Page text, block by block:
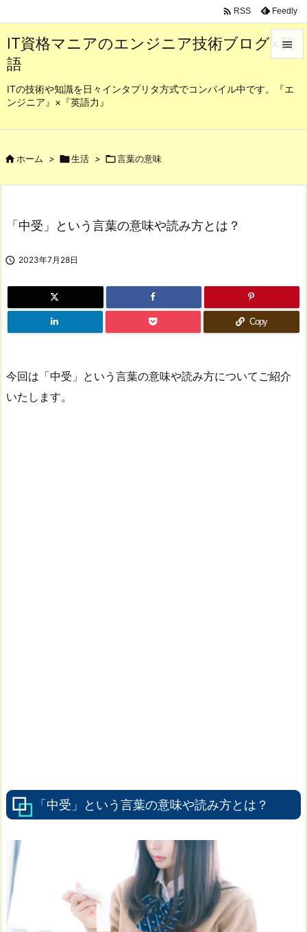
IT資格マニアのエンジニア技術ブログ×英
語
ITの技術や知識を日々インタプリタ方式でコンパイル中です。『エ
ンジニア』×『英語力』

メニュ
 RSS Feedly
ホーム > 生活 > 言葉の意味
「中受」という言葉の意味や読み方とは？
 2023年7月28日
Copy
今回は「中受」という言葉の意味や読み方についてご紹介
いたします。
「中受」という言葉の意味や読み方とは？